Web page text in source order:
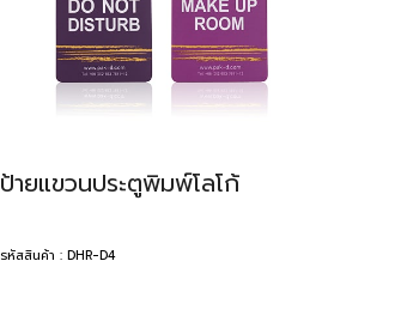
ป้ายแขวนประตูพิมพ์โลโก้
รหัสสินค้า : DHR-D4